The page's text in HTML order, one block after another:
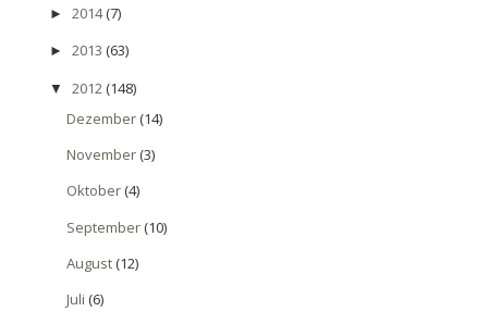
► 2014(7)
► 2013 (63)
▼ 2012(148)
Dezember(14)
November(3)
Oktober(4)
September(10)
August(12)
Juli (6)